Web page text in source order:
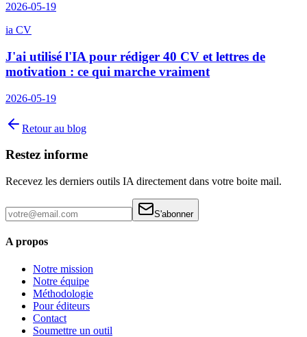
2026-05-19
ia CV
J'ai utilisé l'IA pour rédiger 40 CV et lettres de
motivation : ce qui marche vraiment
2026-05-19
Retour au blog
Restez informe
Recevez les derniers outils IA directement dans votre boite mail.
S'abonner
A propos
Notre mission
Notre équipe
Méthodologie
Pour éditeurs
Contact
Soumettre un outil